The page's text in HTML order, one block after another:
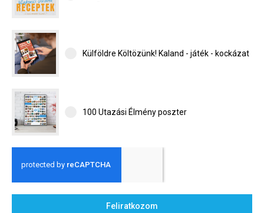
Hírlevél
Email Cím*
Külföldre Költözünk! Kaland - játék - kockázat
100 Utazási Élmény poszter
Feliratkozom